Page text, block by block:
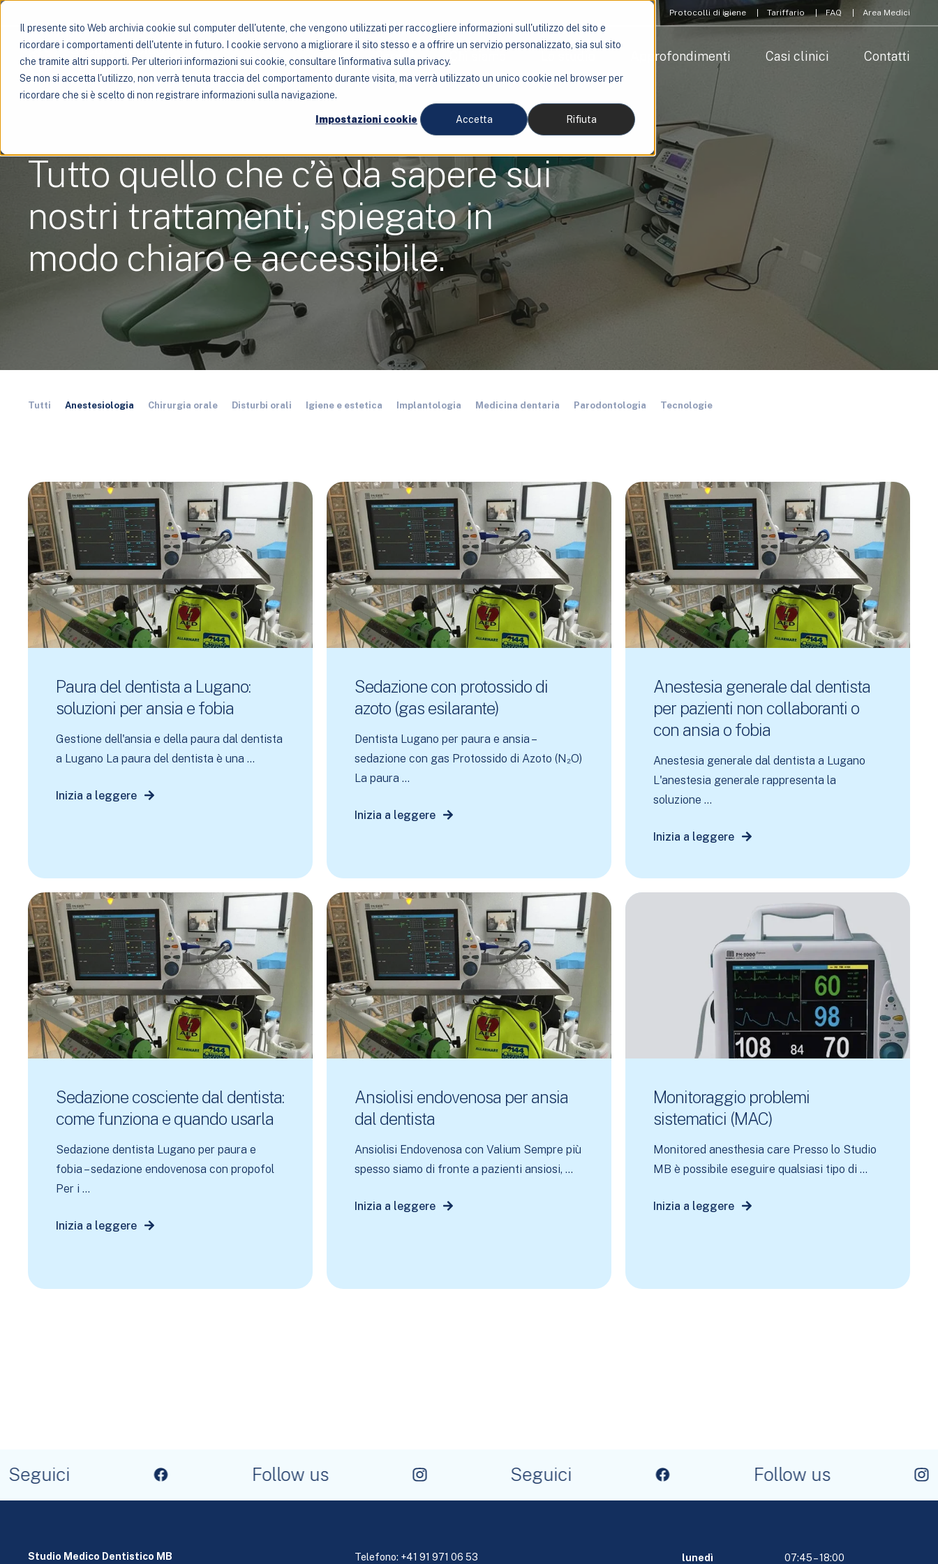
Il presente sito Web archivia cookie sul computer dell'utente, che vengono utilizzati per raccogliere informazioni sull'utilizzo del sito e
ricordare i comportamenti dell'utente in futuro. I cookie servono a migliorare il sito stesso e a offrire un servizio personalizzato, sia sul sito
che tramite altri supporti. Per ulteriori informazioni sui cookie, consultare l'informativa sulla privacy.
Se non si accetta l'utilizzo, non verrà tenuta traccia del comportamento durante visita, ma verrà utilizzato un unico cookie nel browser per
ricordare che si è scelto di non registrare informazioni sulla navigazione.
Impostazioni cookie Accetta Rifiuta
Protocolli di igiene Tariffario FAQ Area Medici
Servizi Approfondimenti Casi clinici Contatti
Tutto quello che c’è da sapere sui
nostri trattamenti, spiegato in
modo chiaro e accessibile.
Tutti Anestesiologia Chirurgia orale Disturbi orali Igiene e estetica Implantologia Medicina dentaria Parodontologia Tecnologie
Paura del dentista a Lugano:
soluzioni per ansia e fobia
Gestione dell'ansia e della paura dal dentista
a Lugano La paura del dentista è una ...
Inizia a leggere
Sedazione con protossido di
azoto (gas esilarante)
Dentista Lugano per paura e ansia –
sedazione con gas Protossido di Azoto (N₂O)
La paura ...
Inizia a leggere
Anestesia generale dal dentista
per pazienti non collaboranti o
con ansia o fobia
Anestesia generale dal dentista a Lugano
L'anestesia generale rappresenta la
soluzione ...
Inizia a leggere
Sedazione cosciente dal dentista:
come funziona e quando usarla
Sedazione dentista Lugano per paura e
fobia – sedazione endovenosa con propofol
Per i ...
Inizia a leggere
Ansiolisi endovenosa per ansia
dal dentista
Ansiolisi Endovenosa con Valium Sempre più
spesso siamo di fronte a pazienti ansiosi, ...
Inizia a leggere
Monitoraggio problemi
sistematici (MAC)
Monitored anesthesia care Presso lo Studio
MB è possibile eseguire qualsiasi tipo di ...
Inizia a leggere
Follow us Seguici Follow us
Studio Medico Dentistico MB Telefono: +41 91 971 06 53 lunedì 07:45 – 18:00